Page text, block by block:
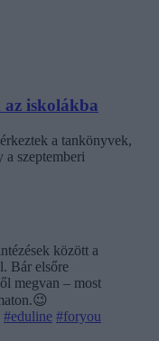
iskolákba
a tankönyvek,
a szeptemberi
között a
Bár elsőre
megvan – most
#eduline #foryou